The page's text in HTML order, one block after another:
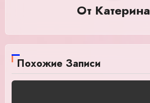
От Катерина
Похожие Записи